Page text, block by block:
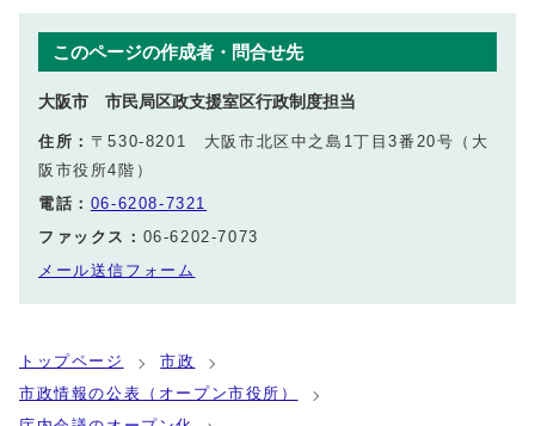
このページの作成者・問合せ先
大阪市 市民局区政支援室区行政制度担当
住所： 〒530-8201 大阪市北区中之島1丁目3番20号（大
阪市役所4階）
電話： 06-6208-7321
ファックス： 06-6202-7073
メール送信フォーム
トップページ
市政
市政情報の公表（オープン市役所）